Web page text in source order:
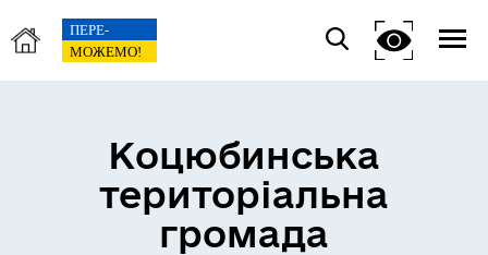
Коцюбинська
територіальна
громада